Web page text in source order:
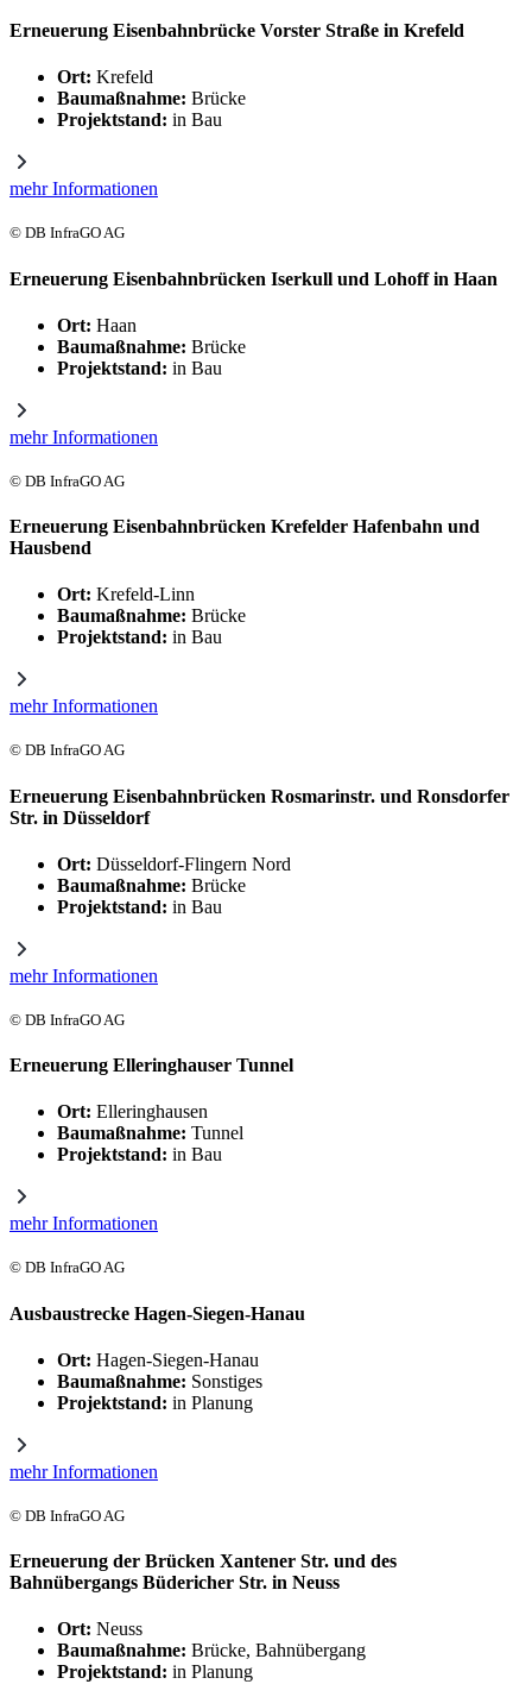
Erneuerung Eisenbahnbrücke Vorster Straße in Krefeld
Ort: Krefeld
Baumaßnahme: Brücke
Projektstand: in Bau
mehr Informationen
© DB InfraGO AG
Erneuerung Eisenbahnbrücken Iserkull und Lohoff in Haan
Ort: Haan
Baumaßnahme: Brücke
Projektstand: in Bau
mehr Informationen
© DB InfraGO AG
Erneuerung Eisenbahnbrücken Krefelder Hafenbahn und
Hausbend
Ort: Krefeld-Linn
Baumaßnahme: Brücke
Projektstand: in Bau
mehr Informationen
© DB InfraGO AG
Erneuerung Eisenbahnbrücken Rosmarinstr. und Ronsdorfer
Str. in Düsseldorf
Ort: Düsseldorf-Flingern Nord
Baumaßnahme: Brücke
Projektstand: in Bau
mehr Informationen
© DB InfraGO AG
Erneuerung Elleringhauser Tunnel
Ort: Elleringhausen
Baumaßnahme: Tunnel
Projektstand: in Bau
mehr Informationen
© DB InfraGO AG
Ausbaustrecke Hagen-Siegen-Hanau
Ort: Hagen-Siegen-Hanau
Baumaßnahme: Sonstiges
Projektstand: in Planung
mehr Informationen
© DB InfraGO AG
Erneuerung der Brücken Xantener Str. und des
Bahnübergangs Büdericher Str. in Neuss
Ort: Neuss
Baumaßnahme: Brücke, Bahnübergang
Projektstand: in Planung